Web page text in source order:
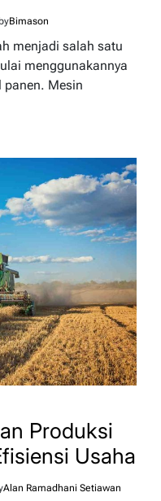
Bimason
menjadi salah satu
menggunakannya
panen. Mesin
Produksi
Usaha
Alan Ramadhani Setiawan